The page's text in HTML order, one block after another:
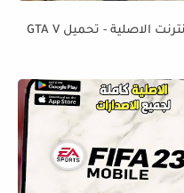
تحميل جراند GTA 5 للموبايل بدون انترنت الاصلية - تحميل GTA V